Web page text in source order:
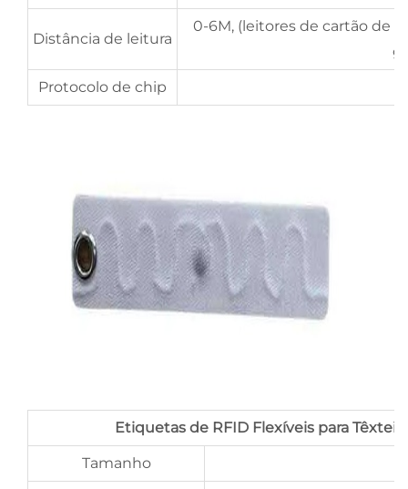
Distância de leitura
0-6M, (leitores de cartão de
Protocolo de chip
Etiquetas de RFID Flexíveis para
Tamanho